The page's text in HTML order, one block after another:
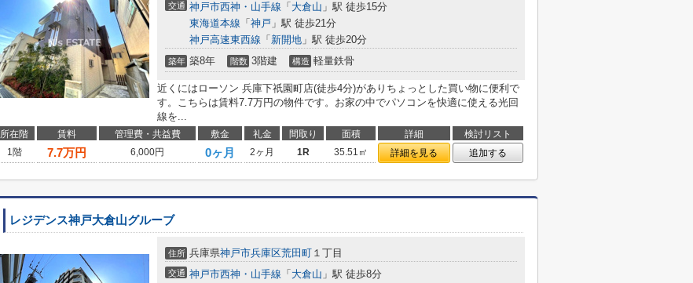
交通 神戸市西神・山手線 「 大倉山 」駅 徒歩15分
東海道本線 「 神戸 」駅 徒歩21分
神戸高速東西線 「 新開地 」駅 徒歩20分
築年 築8年 階数 3階建 構造 軽量鉄骨
近くにはローソン 兵庫下祇園町店(徒歩4分)がありちょっとした買い物に便利で
す。こちらは賃料7.7万円の物件です。お家の中でパソコンを快適に使える光回
線を...
所在階 賃料 管理費・共益費 敷金 礼金 間取り 面積 詳細
検討リスト
1階
7.7万円 6,000円 0ヶ月 2ヶ月 1R 35.51㎡ 詳細を見る 追加する
レジデンス神戸大倉山グルーブ
住所 兵庫県神戸市兵庫区荒田町 １丁目
交通 神戸市西神・山手線 「 大倉山 」駅 徒歩8分